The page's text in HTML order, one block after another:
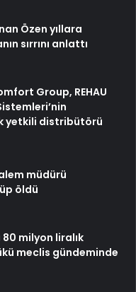
Özen yıllara
sırrını anlattı
Group, REHAU
yetkili distribütörü
müdürü
öldü
milyon liralık
meclis gündeminde